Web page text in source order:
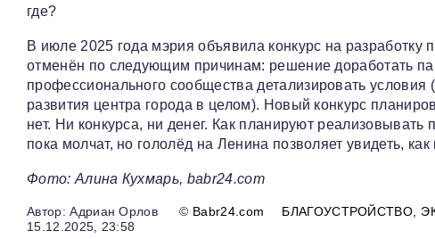
где?
В июле 2025 года мэрия объявила конкурс на разработку
отменён по следующим причинам: решение доработать
профессионального сообщества детализировать
развития центра города в целом). Новый конкурс
нет. Ни конкурса, ни денег. Как планируют
пока молчат, но гололёд на Ленина позволяет увидеть,
Фото: Алина Кухмарь, babr24.com
Адриан Орлов © Babr24.com БЛАГОУСТРОЙСТВО
15.12.2025, 23:58